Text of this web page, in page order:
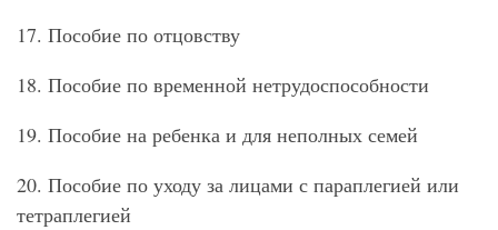
17. Пособие по отцовству
18. Пособие по временной нетрудоспособности
19. Пособие на ребенка и для неполных семей
20. Пособие по уходу за лицами с параплегией или
тетраплегией